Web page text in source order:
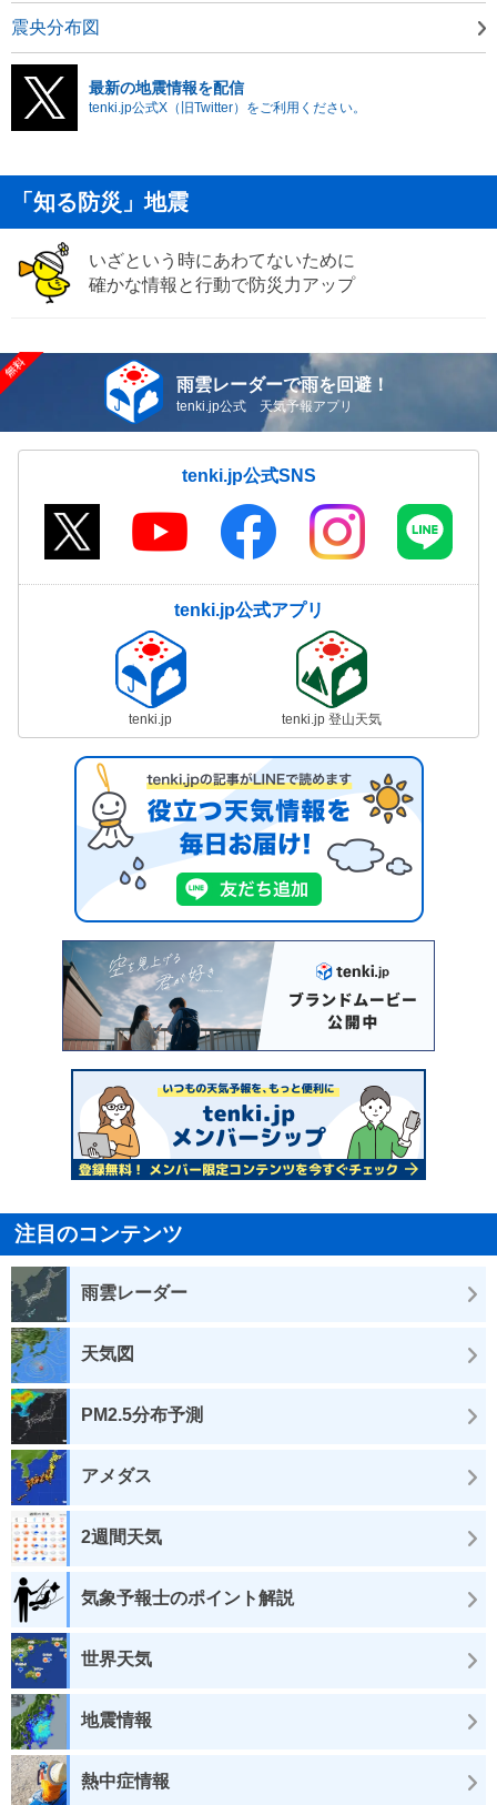
震央分布図
最新の地震情報を配信
tenki.jp公式X（旧Twitter）をご利用ください。
「知る防災」地震
いざという時にあわてないために
確かな情報と行動で防災力アップ
雨雲レーダーで雨を回避！
tenki.jp公式 天気予報アプリ
tenki.jp公式SNS
tenki.jp公式アプリ
tenki.jp tenki.jp 登山天気
注目のコンテンツ
雨雲レーダー
天気図
PM2.5分布予測
アメダス
2週間天気
気象予報士のポイント解説
世界天気
地震情報
熱中症情報